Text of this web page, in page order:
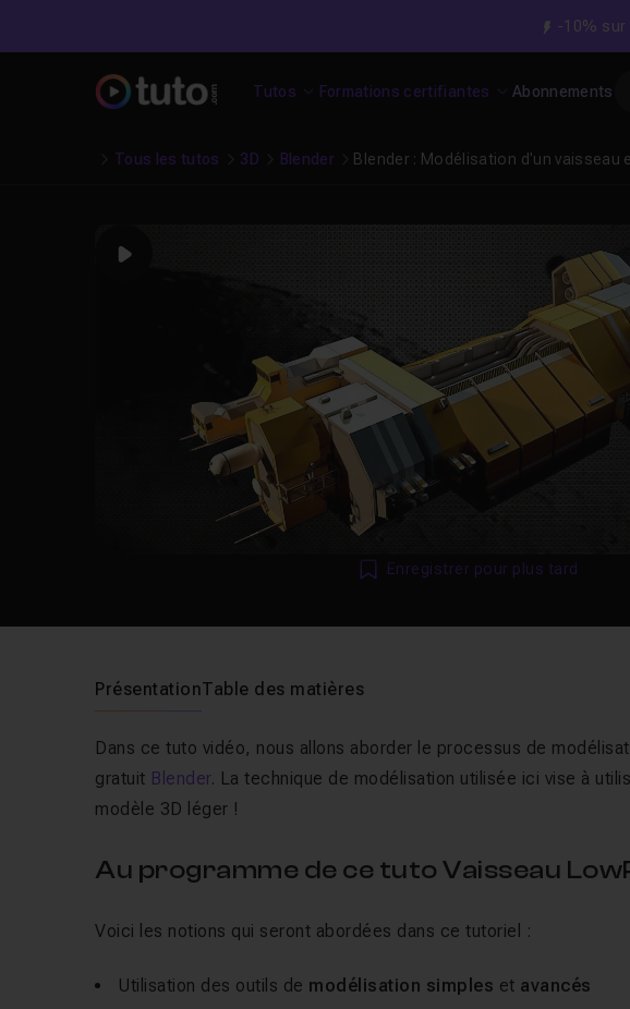
-10% sur
Tutos Formations certifiantes Abonnements
Tous les tutos 3D Blender Blender : Modélisation d'un vaisseau
Play
Enregistrer pour plus tard
PrésentationTable des matières
Dans ce tuto vidéo, nous allons aborder le processus de
gratuit Blender. La technique de modélisation utilisée ici vise à
modèle 3D léger !
Au programme de ce tuto Vaisseau
Voici les notions qui seront abordées dans ce tutoriel :
Utilisation des outils de modélisation simples et avancés